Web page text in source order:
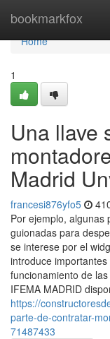
bookmarkfox
Home
Home
1
Una llave
Madrid
francesi876yfo5
Por ejemplo, algunas
guionadas para
se interese por el
introduce
funcionamiento de
IFEMA MADRID
https://
parte-de-contratar-
71487433